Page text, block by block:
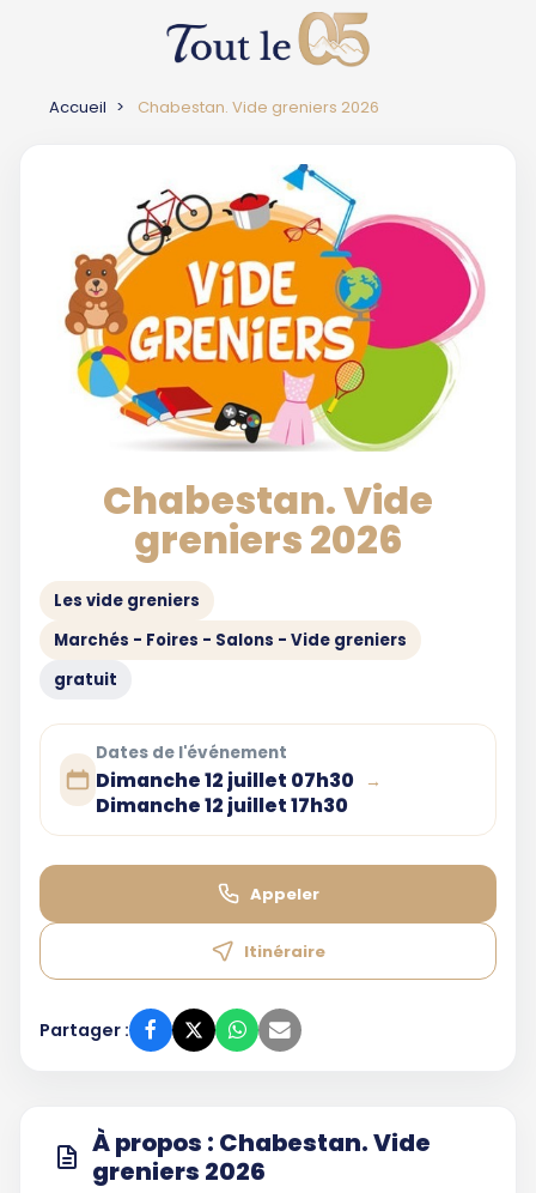
Accueil Chabestan. Vide greniers 2026
Chabestan. Vide
greniers 2026
Les vide greniers
Marchés - Foires - Salons - Vide greniers
gratuit
Dates de l'événement
Dimanche 12 juillet 07h30 →
Dimanche 12 juillet 17h30
Appeler
Itinéraire
Partager :
À propos : Chabestan. Vide
greniers 2026